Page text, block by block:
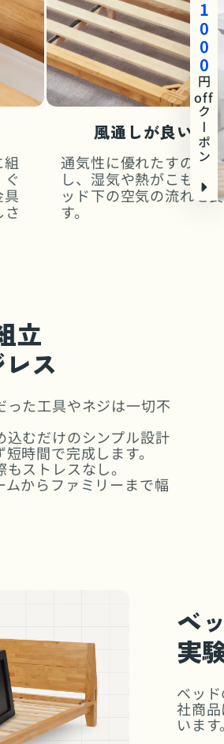
風通しが良いすの
通気性に優れたすのこ
し、湿気や熱がこもり
ッド下の空気の流れを
す。
立
ス
た工具やネジは一切不
むだけのシンプル設計
時間で完成します。
ストレスなし。
からファミリーまで幅
ベ
実
ベッ
社商
います。
1000
円
off
クーポン